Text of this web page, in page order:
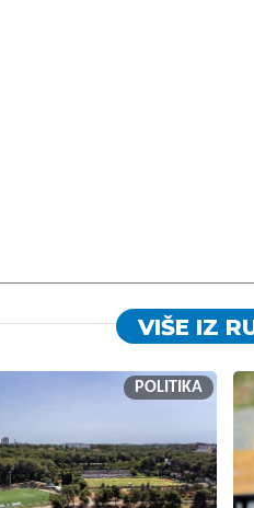
VIŠE IZ
POLITIKA